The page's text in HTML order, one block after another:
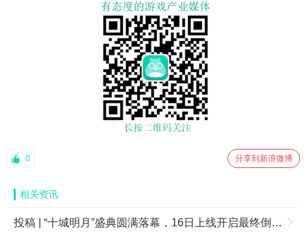
0 分享到新浪微博
相关资讯
投稿 | “十城明月”盛典圆满落幕，16日上线开启最终倒计时！